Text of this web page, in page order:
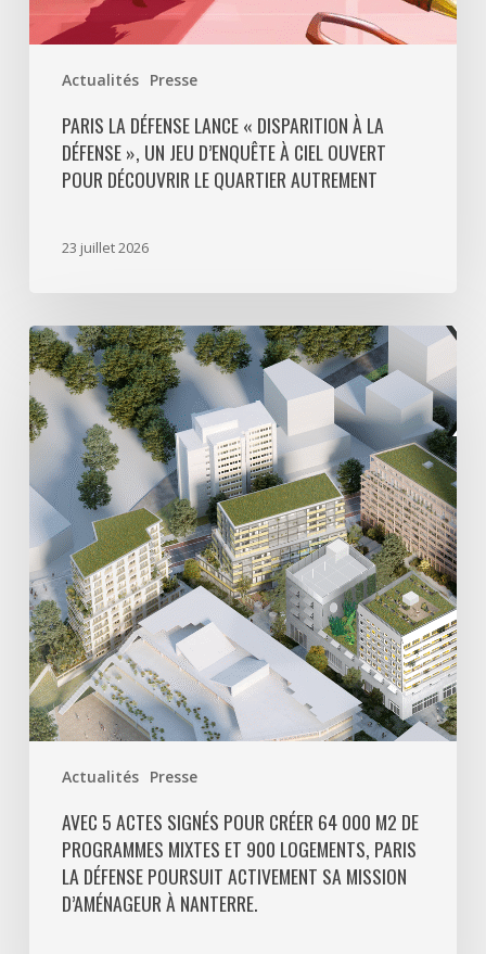
Actualités Presse
à
ciel
découvrir
quartier
PARIS LA DÉFENSE LANCE « DISPARITION À LA
DÉFENSE », UN JEU D’ENQUÊTE À CIEL OUVERT
POUR DÉCOUVRIR LE QUARTIER AUTREMENT
23 juillet 2026
Actualités Presse
Avec
5
actes
signés
pour
créer
000
m2
de
programmes
mixtes
et
900
logements,
Défense
poursuit
activement
AVEC 5 ACTES SIGNÉS POUR CRÉER 64 000 M2 DE
PROGRAMMES MIXTES ET 900 LOGEMENTS, PARIS
LA DÉFENSE POURSUIT ACTIVEMENT SA MISSION
D’AMÉNAGEUR À NANTERRE.